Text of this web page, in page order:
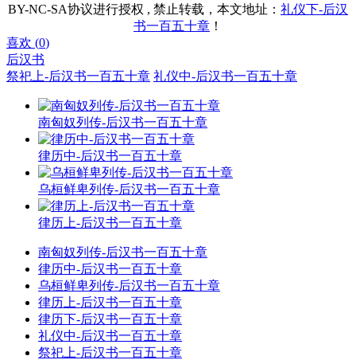
BY-NC-SA协议进行授权 , 禁止转载，本文地址： 礼仪下-后汉
书一百五十章 ！
喜欢 (0)
后汉书
祭祀上-后汉书一百五十章 礼仪中-后汉书一百五十章
南匈奴列传-后汉书一百五十章
律历中-后汉书一百五十章
乌桓鲜卑列传-后汉书一百五十章
律历上-后汉书一百五十章
南匈奴列传-后汉书一百五十章
律历中-后汉书一百五十章
乌桓鲜卑列传-后汉书一百五十章
律历上-后汉书一百五十章
律历下-后汉书一百五十章
礼仪中-后汉书一百五十章
祭祀上-后汉书一百五十章